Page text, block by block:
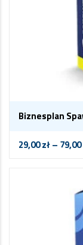
Biznesplan
29,00zł– 79,00